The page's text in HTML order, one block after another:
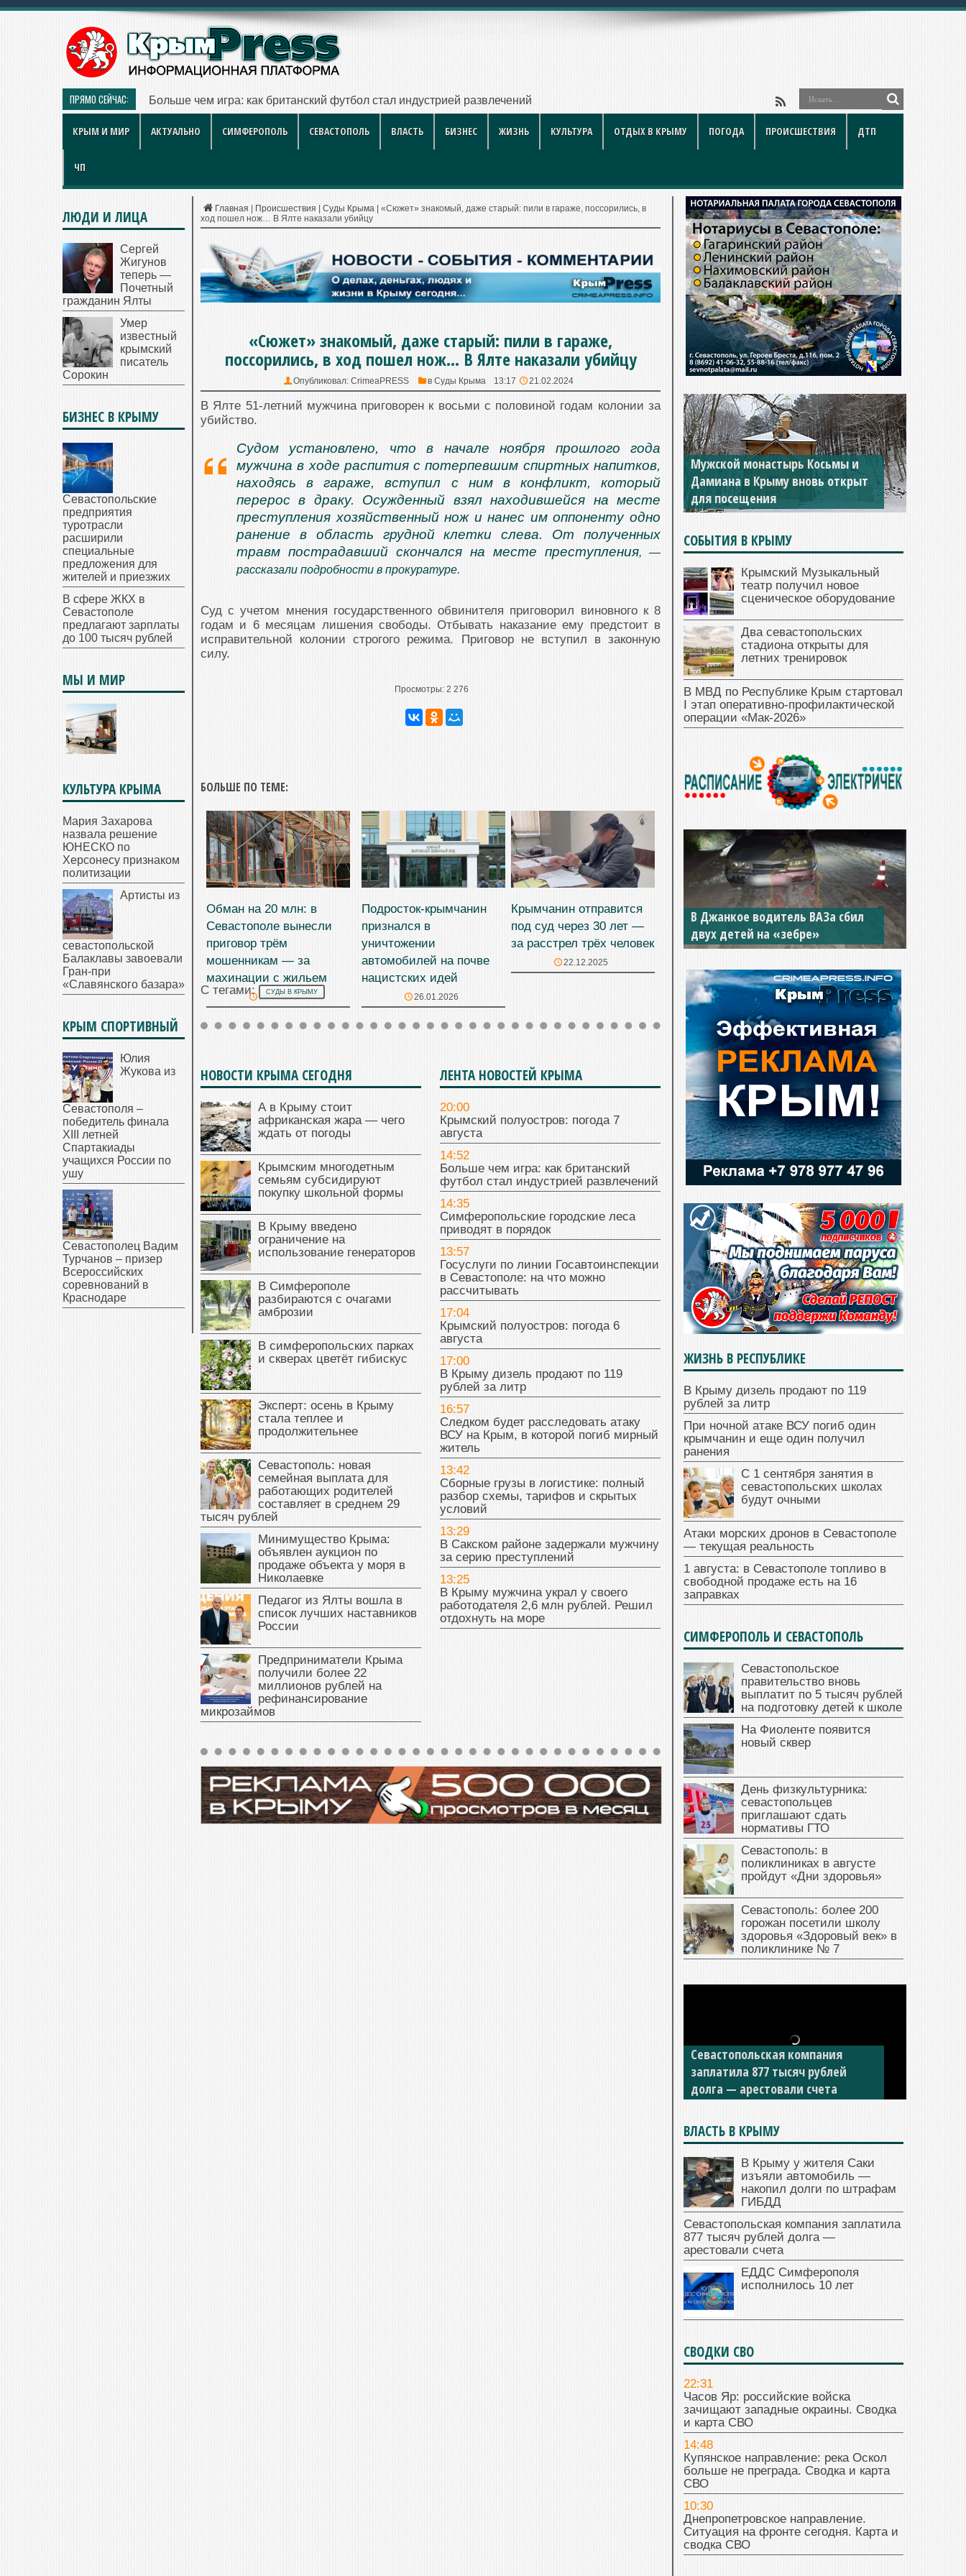
ПРЯМО СЕЙЧАС: Симферопольские городские лес
КРЫМ И МИР АКТУАЛЬНО СИМФЕРОПОЛЬ СЕВАСТОПОЛЬ ВЛАСТЬ БИЗНЕС ЖИЗНЬ КУЛЬТУРА ОТДЫХ В КРЫМУ ПОГОДА ПРОИСШЕСТВИЯ ДТП
ЧП
Главная Происшествия Суды Крыма
«Сюжет» знакомый, даже старый: пили в гараже, поссорились, в
ход пошел нож… В Ялте наказали убийцу
«Сюжет» знакомый, даже старый: пили в гараже,
поссорились, в ход пошел нож… В Ялте наказали убийцу
Опубликовал: CrimeaPRESS в Суды Крыма 13:17 21.02.2024
В Ялте 51-летний мужчина приговорен к восьми с половиной годам колонии за
убийство.
Судом установлено, что в начале ноября прошлого года
мужчина в ходе распития с потерпевшим спиртных напитков,
находясь в гараже, вступил с ним в конфликт, который
перерос в драку. Осужденный взял находившейся на месте
преступления хозяйственный нож и нанес им оппоненту одно
ранение в область грудной клетки слева. От полученных
травм пострадавший скончался на месте преступления, —
рассказали подробности в прокуратуре.
Суд с учетом мнения государственного обвинителя приговорил виновного к 8
годам и 6 месяцам лишения свободы. Отбывать наказание ему предстоит в
исправительной колонии строгого режима. Приговор не вступил в законную
силу.
Просмотры: 2 276
БОЛЬШЕ ПО ТЕМЕ:
Обман на 20 млн: в
Севастополе вынесли
приговор трём
мошенникам — за
махинации с жильем
15.06.2026
Подросток-крымчанин
признался в
уничтожении
автомобилей на почве
нацистских идей
26.01.2026
Крымчанин отправится
под суд через 30 лет —
за расстрел трёх человек
22.12.2025
С тегами: СУДЫ В КРЫМУ
НОВОСТИ КРЫМА СЕГОДНЯ
А в Крыму стоит
африканская жара — чего
ждать от погоды
Крымским многодетным
семьям субсидируют
покупку школьной формы
В Крыму введено
ограничение на
использование генераторов
В Симферополе
разбираются с очагами
амброзии
В симферопольских парках
и скверах цветёт гибискус
Эксперт: осень в Крыму
стала теплее и
продолжительнее
Севастополь: новая
семейная выплата для
работающих родителей
составляет в среднем 29
тысяч рублей
Минимущество Крыма:
объявлен аукцион по
продаже объекта у моря в
Николаевке
Педагог из Ялты вошла в
список лучших наставников
России
Предприниматели Крыма
получили более 22
миллионов рублей на
рефинансирование
микрозаймов
ЛЕНТА НОВОСТЕЙ КРЫМА
20:00
Крымский полуостров: погода 7
августа
14:52
Больше чем игра: как британский
футбол стал индустрией развлечений
14:35
Симферопольские городские леса
приводят в порядок
13:57
Госуслуги по линии Госавтоинспекции
в Севастополе: на что можно
рассчитывать
17:04
Крымский полуостров: погода 6
августа
17:00
В Крыму дизель продают по 119
рублей за литр
16:57
Следком будет расследовать атаку
ВСУ на Крым, в которой погиб мирный
житель
13:42
Сборные грузы в логистике: полный
разбор схемы, тарифов и скрытых
условий
13:29
В Сакском районе задержали мужчину
за серию преступлений
13:25
В Крыму мужчина украл у своего
работодателя 2,6 млн рублей. Решил
отдохнуть на море
ЛЮДИ И ЛИЦА
Сергей
Жигунов
теперь —
Почетный
гражданин Ялты
Умер
известный
крымский
писатель
Сорокин
БИЗНЕС В КРЫМУ
Севастопольские
предприятия
туротрасли
расширили
специальные
предложения для
жителей и приезжих
В сфере ЖКХ в
Севастополе
предлагают зарплаты
до 100 тысяч рублей
МЫ И МИР
КУЛЬТУРА КРЫМА
Мария Захарова
назвала решение
ЮНЕСКО по
Херсонесу признаком
политизации
Артисты из
севастопольской
Балаклавы завоевали
Гран-при
«Славянского базара»
КРЫМ СПОРТИВНЫЙ
Юлия
Жукова из
Севастополя –
победитель финала
XIII летней
Спартакиады
учащихся России по
ушу
Севастополец Вадим
Турчанов – призер
Всероссийских
соревнований в
Краснодаре
Мужской монастырь Косьмы и
Дамиана в Крыму вновь открыт
для посещения
СОБЫТИЯ В КРЫМУ
Крымский Музыкальный
театр получил новое
сценическое оборудование
Два севастопольских
стадиона открыты для
летних тренировок
В МВД по Республике Крым стартовал
I этап оперативно‑профилактической
операции «Мак‑2026»
В Джанкое водитель ВАЗа сбил
двух детей на «зебре»
ЖИЗНЬ В РЕСПУБЛИКЕ
В Крыму дизель продают по 119
рублей за литр
При ночной атаке ВСУ погиб один
крымчанин и еще один получил
ранения
С 1 сентября занятия в
севастопольских школах
будут очными
Атаки морских дронов в Севастополе
— текущая реальность
1 августа: в Севастополе топливо в
свободной продаже есть на 16
заправках
СИМФЕРОПОЛЬ И СЕВАСТОПОЛЬ
Севастопольское
правительство вновь
выплатит по 5 тысяч рублей
на подготовку детей к школе
На Фиоленте появится
новый сквер
День физкультурника:
севастопольцев
приглашают сдать
нормативы ГТО
Севастополь: в
поликлиниках в августе
пройдут «Дни здоровья»
Севастополь: более 200
горожан посетили школу
здоровья «Здоровый век» в
поликлинике № 7
Севастопольская компания
заплатила 877 тысяч рублей
долга — арестовали счета
ВЛАСТЬ В КРЫМУ
В Крыму у жителя Саки
изъяли автомобиль —
накопил долги по штрафам
ГИБДД
Севастопольская компания заплатила
877 тысяч рублей долга —
арестовали счета
ЕДДС Симферополя
исполнилось 10 лет
СВОДКИ СВО
22:31
Часов Яр: российские войска
зачищают западные окраины. Сводка
и карта СВО
14:48
Купянское направление: река Оскол
больше не преграда. Сводка и карта
СВО
10:30
Днепропетровское направление.
Ситуация на фронте сегодня. Карта и
сводка СВО